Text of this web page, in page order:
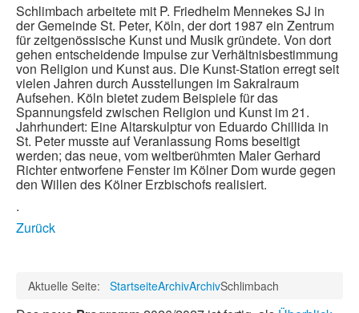
Schlimbach arbeitete mit P. Friedhelm Mennekes SJ in
der Gemeinde St. Peter, Köln, der dort 1987 ein Zentrum
für zeitgenössische Kunst und Musik gründete. Von dort
gehen entscheidende Impulse zur Verhältnisbestimmung
von Religion und Kunst aus. Die Kunst-Station erregt seit
vielen Jahren durch Ausstellungen im Sakralraum
Aufsehen. Köln bietet zudem Beispiele für das
Spannungsfeld zwischen Religion und Kunst im 21.
Jahrhundert: Eine Altarskulptur von Eduardo Chillida in
St. Peter musste auf Veranlassung Roms beseitigt
werden; das neue, vom weltberühmten Maler Gerhard
Richter entworfene Fenster im Kölner Dom wurde gegen
den Willen des Kölner Erzbischofs realisiert.
.
Zurück
Aktuelle Seite: StartseiteArchivArchivSchlimbach